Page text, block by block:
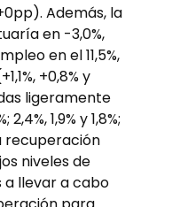
Además, la
en -3,0%,
en el 11,5%,
+0,8% y
ligeramente
1,9% y 1,8%;
recuperación
niveles de
a llevar a cabo